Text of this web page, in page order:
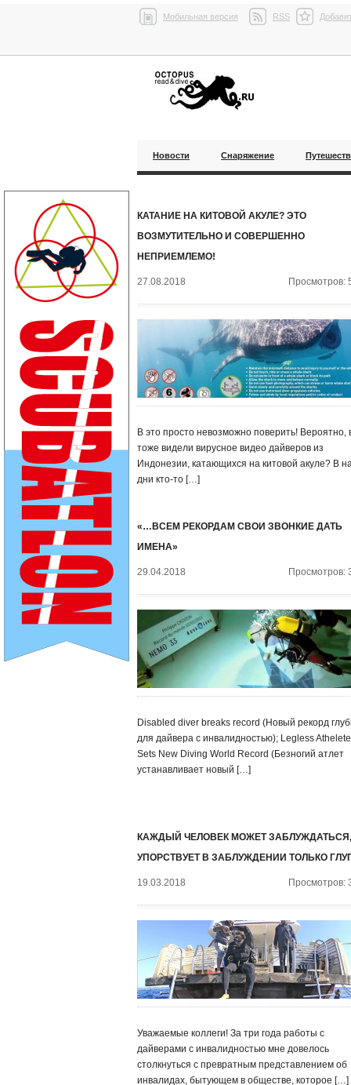
Мобильная версия RSS
Новости Снаряжение
КАТАНИЕ НА КИТОВОЙ АКУЛЕ? ЭТО
ВОЗМУТИТЕЛЬНО И СОВЕРШЕННО
НЕПРИЕМЛЕМО!
27.08.2018 Просмотров:
В это просто невозможно поверить! Вероятно,
тоже видели вирусное видео дайверов из
Индонезии, катающихся на китовой акуле? В
дни кто-то […]
«…ВСЕМ РЕКОРДАМ СВОИ ЗВОНКИЕ ДАТЬ
ИМЕНА»
29.04.2018 Просмотров:
Disabled diver breaks record (Новый рекорд
для дайвера с инвалидностью); Legless Athelete
Sets New Diving World Record (Безногий атлет
устанавливает новый […]
КАЖДЫЙ ЧЕЛОВЕК МОЖЕТ
УПОРСТВУЕТ В ЗАБЛУЖДЕНИИ ТОЛЬКО
19.03.2018 Просмотров:
Уважаемые коллеги! За три года работы с
дайверами с инвалидностью мне довелось
столкнуться с превратным представлением об
инвалидах, бытующем в обществе, которое […]